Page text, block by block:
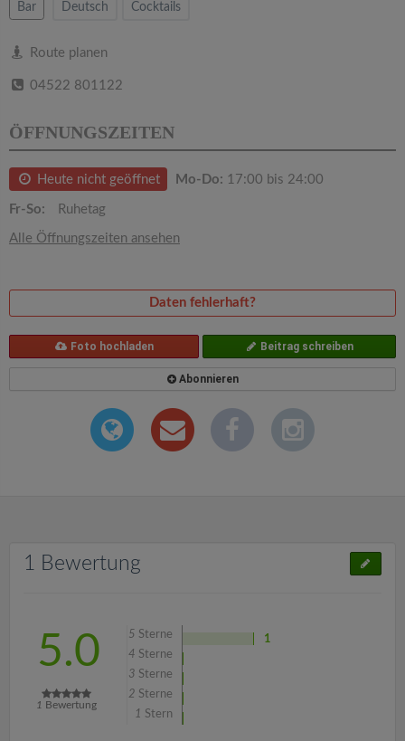
Bar Deutsch Cocktails
Route planen
04522 801122
ÖFFNUNGSZEITEN
Heute nicht geöffnet Mo-Do: 17:00 bis 24:00
Fr-So: Ruhetag
Alle Öffnungszeiten ansehen
Daten fehlerhaft?
Foto hochladen Beitrag schreiben
Abonnieren
1 Bewertung
5.0
1 Bewertung
5 Sterne
1
4 Sterne
3 Sterne
2 Sterne
1 Stern
v
a
t
n